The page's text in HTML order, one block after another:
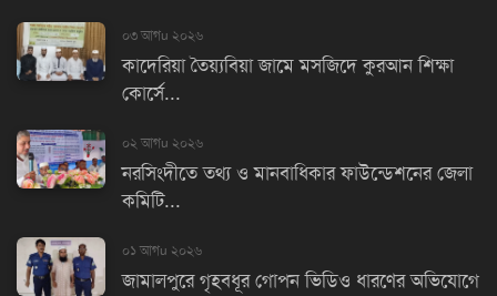
০৩ আগu ২০২৬
কাদেরিয়া তৈয়্যবিয়া জামে মসজিদে কুরআন শিক্ষা
কোর্সে...
০২ আগu ২০২৬
নরসিংদীতে তথ্য ও মানবাধিকার ফাউন্ডেশনের জেলা
কমিটি...
০১ আগu ২০২৬
জামালপুরে গৃহবধূর গোপন ভিডিও ধারণের অভিযোগে